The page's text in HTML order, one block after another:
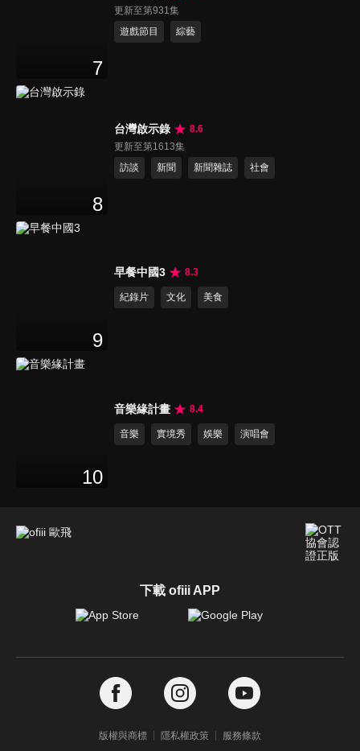
7
更新至第931集
遊戲節目
綜藝
8
台灣啟示錄
8.6
更新至第1613集
訪談
新聞 新聞雜誌 社會
9
早餐中國3 8.3
紀錄片 文化 美食
10
音樂緣計畫 8.4
音樂 實境秀 娛樂 演唱會
下載 ofiii APP
版權與商標 隱私權政策
服務條款